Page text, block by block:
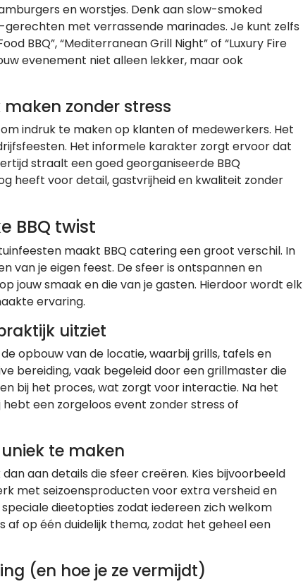
en worstjes. Denk aan slow-smoked
met verrassende marinades. Je kunt zelfs
BBQ”, “Mediterranean Grill Night” of “Luxury Fire
evenement niet alleen lekker, maar ook
zonder stress
indruk te maken op klanten of medewerkers. Het
Het informele karakter zorgt ervoor dat
straalt een goed georganiseerde BBQ
heeft voor detail, gastvrijheid en kwaliteit zonder
BBQ twist
maakt BBQ catering een groot verschil. In
van je eigen feest. De sfeer is ontspannen en
jouw smaak en die van je gasten. Hierdoor wordt elk
ervaring.
uitziet
opbouw van de locatie, waarbij grills, tafels en
bereiding, vaak begeleid door een grillmaster die
bij het proces, wat zorgt voor interactie. Na het
een zorgeloos event zonder stress of
te maken
aan details die sfeer creëren. Kies bijvoorbeeld
met seizoensproducten voor extra versheid en
dieetopties zodat iedereen zich welkom
af op één duidelijk thema, zodat het geheel een
(en hoe je ze vermijdt)